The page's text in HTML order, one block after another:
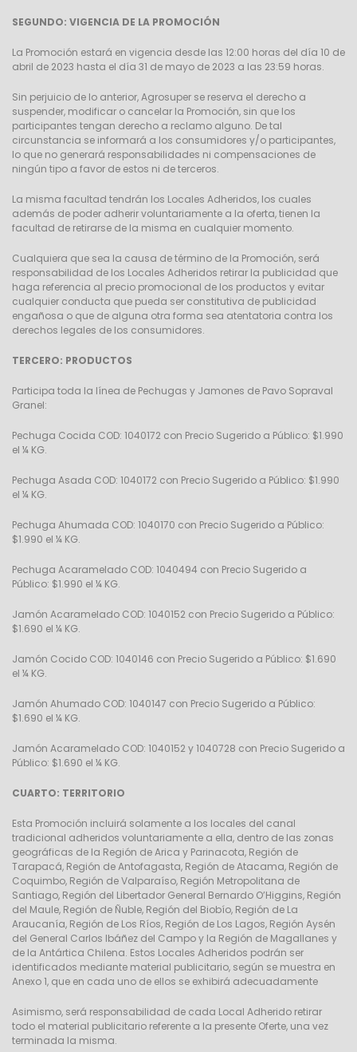
SEGUNDO: VIGENCIA DE LA PROMOCIÓN
La Promoción estará en vigencia desde las 12:00 horas del día 10 de
abril de 2023 hasta el día 31 de mayo de 2023 a las 23:59 horas.
Sin perjuicio de lo anterior, Agrosuper se reserva el derecho a
suspender, modificar o cancelar la Promoción, sin que los
participantes tengan derecho a reclamo alguno. De tal
circunstancia se informará a los consumidores y/o participantes,
lo que no generará responsabilidades ni compensaciones de
ningún tipo a favor de estos ni de terceros.
La misma facultad tendrán los Locales Adheridos, los cuales
además de poder adherir voluntariamente a la oferta, tienen la
facultad de retirarse de la misma en cualquier momento.
Cualquiera que sea la causa de término de la Promoción, será
responsabilidad de los Locales Adheridos retirar la publicidad que
haga referencia al precio promocional de los productos y evitar
cualquier conducta que pueda ser constitutiva de publicidad
engañosa o que de alguna otra forma sea atentatoria contra los
derechos legales de los consumidores.
TERCERO: PRODUCTOS
Participa toda la línea de Pechugas y Jamones de Pavo Sopraval
Granel:
Pechuga Cocida COD: 1040172 con Precio Sugerido a Público: $1.990
el ¼ KG.
Pechuga Asada COD: 1040172 con Precio Sugerido a Público: $1.990
el ¼ KG.
Pechuga Ahumada COD: 1040170 con Precio Sugerido a Público:
$1.990 el ¼ KG.
Pechuga Acaramelado COD: 1040494 con Precio Sugerido a
Público: $1.990 el ¼ KG.
Jamón Acaramelado COD: 1040152 con Precio Sugerido a Público:
$1.690 el ¼ KG.
Jamón Cocido COD: 1040146 con Precio Sugerido a Público: $1.690
el ¼ KG.
Jamón Ahumado COD: 1040147 con Precio Sugerido a Público:
$1.690 el ¼ KG.
Jamón Acaramelado COD: 1040152 y 1040728 con Precio Sugerido a
Público: $1.690 el ¼ KG.
CUARTO: TERRITORIO
Esta Promoción incluirá solamente a los locales del canal
tradicional adheridos voluntariamente a ella, dentro de las zonas
geográficas de la Región de Arica y Parinacota, Región de
Tarapacá, Región de Antofagasta, Región de Atacama, Región de
Coquimbo, Región de Valparaíso, Región Metropolitana de
Santiago, Región del Libertador General Bernardo O’Higgins, Región
del Maule, Región de Ñuble, Región del Biobío, Región de La
Araucanía, Región de Los Ríos, Región de Los Lagos, Región Aysén
del General Carlos Ibáñez del Campo y la Región de Magallanes y
de la Antártica Chilena. Estos Locales Adheridos podrán ser
identificados mediante material publicitario, según se muestra en
Anexo 1, que en cada uno de ellos se exhibirá adecuadamente
Asimismo, será responsabilidad de cada Local Adherido retirar
todo el material publicitario referente a la presente Oferte, una vez
terminada la misma.